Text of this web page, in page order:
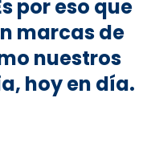
por eso que
marcas de
nuestros
hoy en día.